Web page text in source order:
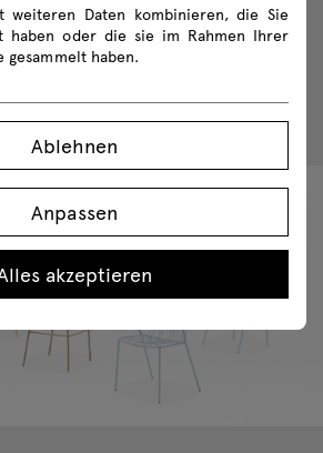
verwendet werden.
weiteren Daten kombinieren, die Sie
haben oder die sie im Rahmen Ihrer
gesammelt haben.
Ablehnen
Anpassen
akzeptieren